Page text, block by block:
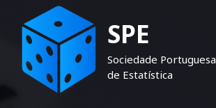
SPE
Sociedade Portuguesa
de Estatística